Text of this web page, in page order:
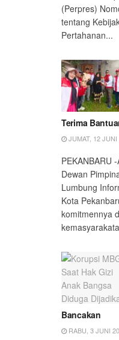
(Perpres)
tentang
Pertahanan...
Terima
JUMAT, 12 JUNI
PEKANBARU
Dewan
Lumbung
Kota
komitmennya
Bancakan
RABU, 3 JUNI